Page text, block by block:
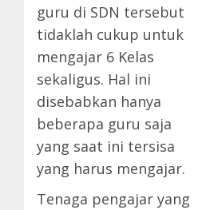
guru di SDN tersebut
tidaklah cukup untuk
mengajar 6 Kelas
sekaligus. Hal ini
disebabkan hanya
beberapa guru saja
yang saat ini tersisa
yang harus mengajar.
Tenaga pengajar yang